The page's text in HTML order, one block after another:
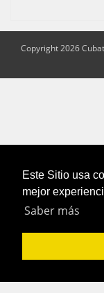
Este Sitio usa
mejor
Saber más
Copyright 2026